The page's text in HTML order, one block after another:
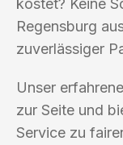
kostet? Keine
Regensburg
zuverlässiger
Unser
zur Seite und
Service zu